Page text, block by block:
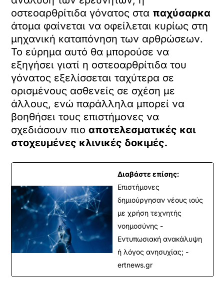
οστεοαρθρίτιδα γόνατος στα παχύσαρκα
άτομα φαίνεται να οφείλεται κυρίως στη
μηχανική καταπόνηση των αρθρώσεων.
Το εύρημα αυτό θα μπορούσε να
εξηγήσει γιατί η οστεοαρθρίτιδα του
γόνατος εξελίσσεται ταχύτερα σε
ορισμένους ασθενείς σε σχέση με
άλλους, ενώ παράλληλα μπορεί να
βοηθήσει τους επιστήμονες να
σχεδιάσουν πιοαποτελεσματικές και
στοχευμένες κλινικές δοκιμές.
Διαβάστε επίσης:
Επιστήμονες
δημιούργησαν νέους ιούς
με χρήση τεχνητής
νοημοσύνης -
Εντυπωσιακή ανακάλυψη
ή λόγος ανησυχίας; -
ertnews.gr